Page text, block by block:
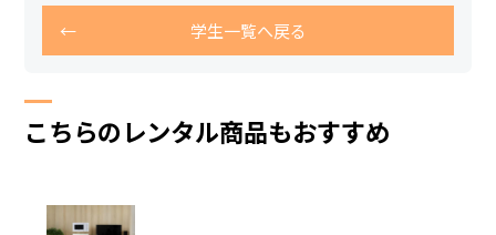
学生一覧へ戻る
こちらのレンタル商品もおすすめ